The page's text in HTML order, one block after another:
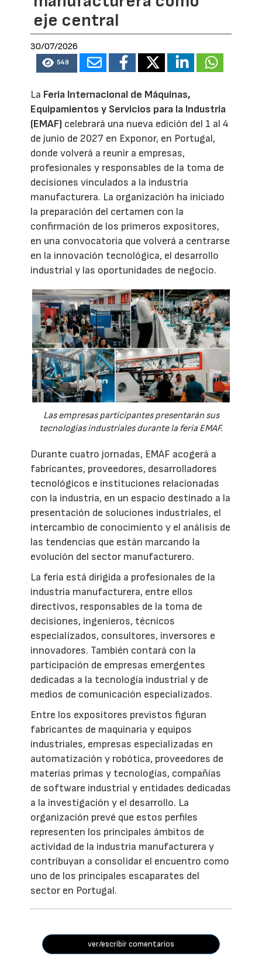
eje central
30/07/2026
549
La Feria Internacional de Máquinas,
Equipamientos y Servicios para la Industria
(EMAF) celebrará una nueva edición del 1 al 4
de junio de 2027 en Exponor, en Portugal,
donde volverá a reunir a empresas,
profesionales y responsables de la toma de
decisiones vinculados a la industria
manufacturera. La organización ha iniciado
la preparación del certamen con la
confirmación de los primeros expositores,
en una convocatoria que volverá a centrarse
en la innovación tecnológica, el desarrollo
industrial y las oportunidades de negocio.
Las empresas participantes presentarán sus
tecnologías industriales durante la feria EMAF.
Durante cuatro jornadas, EMAF acogerá a
fabricantes, proveedores, desarrolladores
tecnológicos e instituciones relacionadas
con la industria, en un espacio destinado a la
presentación de soluciones industriales, el
intercambio de conocimiento y el análisis de
las tendencias que están marcando la
evolución del sector manufacturero.
La feria está dirigida a profesionales de la
industria manufacturera, entre ellos
directivos, responsables de la toma de
decisiones, ingenieros, técnicos
especializados, consultores, inversores e
innovadores. También contará con la
participación de empresas emergentes
dedicadas a la tecnología industrial y de
medios de comunicación especializados.
Entre los expositores previstos figuran
fabricantes de maquinaria y equipos
industriales, empresas especializadas en
automatización y robótica, proveedores de
materias primas y tecnologías, compañías
de software industrial y entidades dedicadas
a la investigación y el desarrollo. La
organización prevé que estos perfiles
representen los principales ámbitos de
actividad de la industria manufacturera y
contribuyan a consolidar el encuentro como
uno de los principales escaparates del
sector en Portugal.
ver/escribir comentarios